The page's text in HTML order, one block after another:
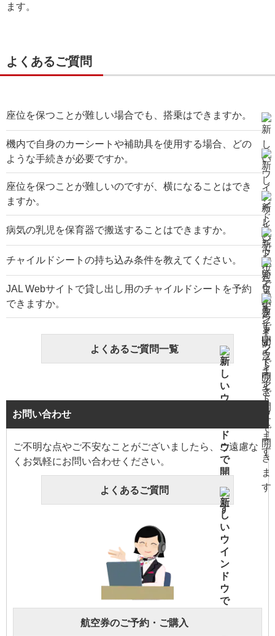
ます。
よくあるご質問
座位を保つことが難しい場合でも、搭乗はできますか。
機内で自身のカーシートや補助具を使用する場合、どの
ような手続きが必要ですか。
座位を保つことが難しいのですが、横になることはでき
ますか。
病気の乳児を保育器で搬送することはできますか。
チャイルドシートの持ち込み条件を教えてください。
JAL Webサイトで貸し出し用のチャイルドシートを予約
できますか。
よくあるご質問一覧
お問い合わせ
ご不明な点やご不安なことがございましたら、ご遠慮な
くお気軽にお問い合わせください。
よくあるご質問
航空券のご予約・ご購入